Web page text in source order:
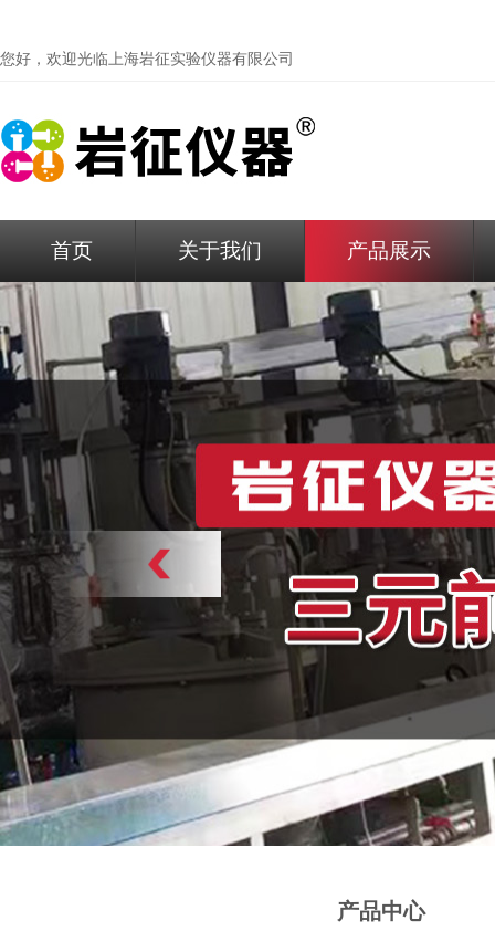
您好，欢迎光临上海岩征实验仪器有限公司
首页 关于我们 产品展示
产品中心